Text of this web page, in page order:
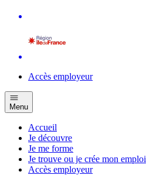
Accès employeur
Menu
Accueil
Je découvre
Je me forme
Je trouve ou je crée mon emploi
Accès employeur